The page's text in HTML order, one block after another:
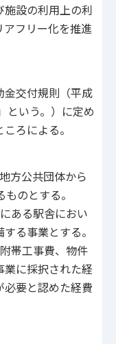
設の利用上の利
フリー化を推進
金交付規則（平成
という。）に定め
ろによる。
方公共団体から
のとする。
ある駅舎におい
る事業とする。
帯工事費、物件
に採択された経
要と認めた経費